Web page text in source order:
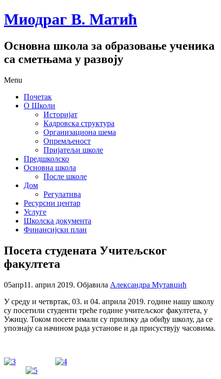
Миодраг В. Матић
Основна школа за образовање ученика
са сметњама у развоју
Menu
Почетак
О Школи
Историјат
Кадровска структура
Организациона шема
Опремљеност
Пријатељи школе
Предшколско
Основна школа
После школе
Дом
Регулатива
Ресурсни центар
Услуге
Школска документа
Финансијски план
Посета студената Учитељског
факултета
05апр11. април 2019. Објавила Александра Мутавџић
У среду и четвртак, 03. и 04. априла 2019. године нашу школу
су посетили студенти треће године учитељског факултета, у
Ужицу. Током посете имали су прилику да обиђу школу, да се
упознају са начином рада установе и да присуствују часовима.